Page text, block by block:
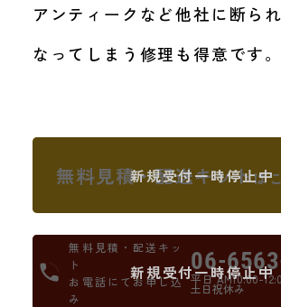
アンティークなど他社に断ら
なってしまう修理も得意です。
無料見積・配送キットは
新規受付一時停止中
無料見積・配送キッ
ト
お電話にてお申し込
み
06-
平日 AM10:00-
土日祝休み
新規受付一時停止中